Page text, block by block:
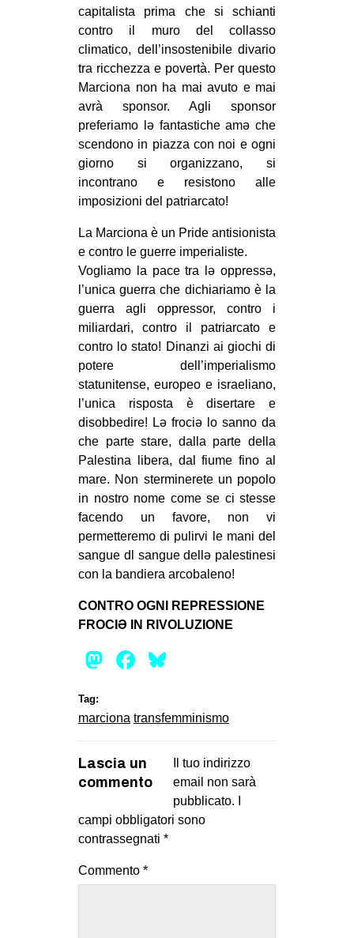
capitalista prima che si schianti
contro il muro del collasso
climatico, dell’insostenibile divario
tra ricchezza e povertà. Per questo
Marciona non ha mai avuto e mai
avrà sponsor. Agli sponsor
preferiamo lə fantastiche amə che
scendono in piazza con noi e ogni
giorno si organizzano, si
incontrano e resistono alle
imposizioni del patriarcato!
La Marciona è un Pride antisionista
e contro le guerre imperialiste.
Vogliamo la pace tra lə oppressə,
l’unica guerra che dichiariamo è la
guerra agli oppressor, contro i
miliardari, contro il patriarcato e
contro lo stato! Dinanzi ai giochi di
potere dell’imperialismo
statunitense, europeo e israeliano,
l’unica risposta è disertare e
disobbedire! Lə frociə lo sanno da
che parte stare, dalla parte della
Palestina libera, dal fiume fino al
mare. Non sterminerete un popolo
in nostro nome come se ci stesse
facendo un favore, non vi
permetteremo di pulirvi le mani del
sangue dl sangue dellə palestinesi
con la bandiera arcobaleno!
CONTRO OGNI REPRESSIONE
FROCIƏ IN RIVOLUZIONE
Mastodon
Facebook
Tag:
marciona transfemminismo
Lascia un
commento
Il tuo indirizzo
email non sarà
pubblicato.
campi obbligatori sono
contrassegnati *
Commento *